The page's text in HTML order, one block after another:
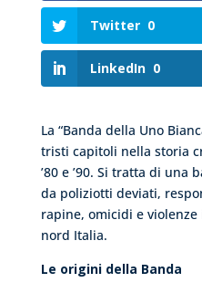
Twitter 0
LinkedIn 0
La “Banda della Uno
tristi capitoli nella storia
’80 e ’90. Si tratta di una
da poliziotti deviati,
rapine, omicidi e
nord Italia.
Le origini della Banda